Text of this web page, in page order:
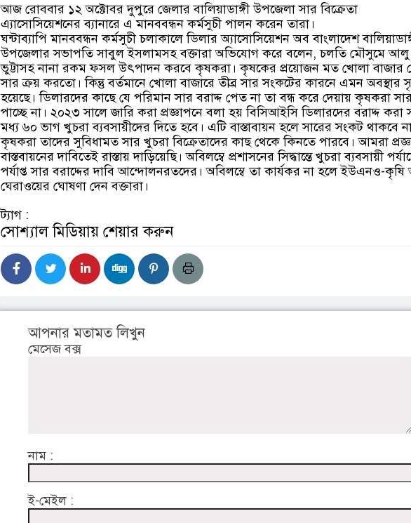
আজ রোববার ১২ অক্টোবর দুপুরে জেলার বালিয়াডাঙ্গী উপজেলা সার বিক্রেতা
এ্যাসোসিয়েশনের ব্যানারে এ মানববন্ধন কর্মসুচী পালন করেন তারা।
ঘন্টাব্যাপি মানববন্ধন কর্মসুচী চলাকালে ডিলার অ্যাসোসিয়েশন অব বাংলাদেশ
উপজেলার সভাপতি সাবুল ইসলামসহ বক্তারা অভিযোগ করে বলেন, চলতি মৌসুমে
ভুট্টাসহ নানা রকম ফসল উৎপাদন করবে কৃষকরা। কৃষকের প্রয়োজন মত খোলা বাজার
সার ক্রয় করতো। কিন্তু বর্তমানে খোলা বাজারে তীব্র সার সংকটের কারনে এমন অবস্থার
হয়েছে। ডিলারদের কাছে যে পরিমান সার বরাদ্দ পেত না তা বন্ধ করে দেয়ায় কৃষকরা
পাচ্ছে না। ২০২৩ সালে জারি করা প্রজ্ঞাপনে বলা হয় বিসিআইসি ডিলারদের বরাদ্দ করা
মধ্য ৬০ ভাগ খুচরা ব্যবসায়ীদের দিতে হবে। এটি বাস্তাবায়ন হলে সারের সংকট থাকবে
কৃষকরা তাদের সুবিধামত সার খুচরা বিক্রেতাদের কাছ থেকে কিনতে পারবে। আমরা
বাস্তবায়নের দাবিতেই রাস্তায় দাড়িয়েছি। অবিলম্বে প্রশাসনের সিদ্ধান্তে খুচরা ব্যবসায়ী
পর্যাপ্ত সার বরাদ্দের দাবি আন্দোলনরতদের। অবিলম্বে তা কার্যকর না হলে ইউএনও-
ঘেরাওয়ের ঘোষণা দেন বক্তারা।
ট্যাগ :
সোশ্যাল মিডিয়ায় শেয়ার করুন
আপনার মতামত লিখুন
মেসেজ বক্স
নাম :
ই-মেইল :